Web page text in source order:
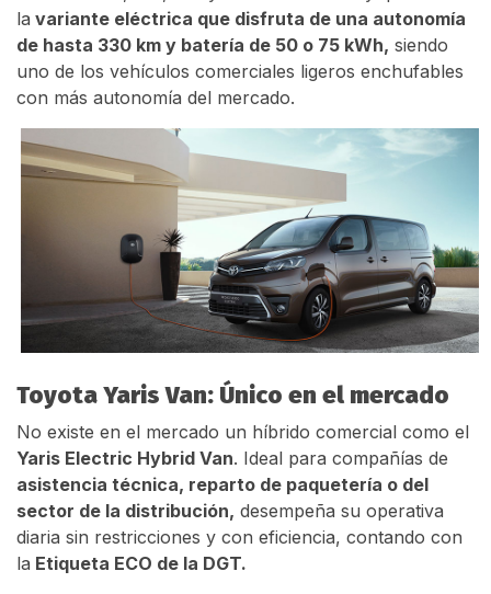
la variante eléctrica que disfruta de una autonomía
de hasta 330 km y batería de 50 o 75 kWh, siendo
uno de los vehículos comerciales ligeros enchufables
con más autonomía del mercado.
Toyota Yaris Van: Único en el mercado
No existe en el mercado un híbrido comercial como el
Yaris Electric Hybrid Van. Ideal para compañías de
asistencia técnica, reparto de paquetería o del
sector de la distribución, desempeña su operativa
diaria sin restricciones y con eficiencia, contando con
la Etiqueta ECO de la DGT.